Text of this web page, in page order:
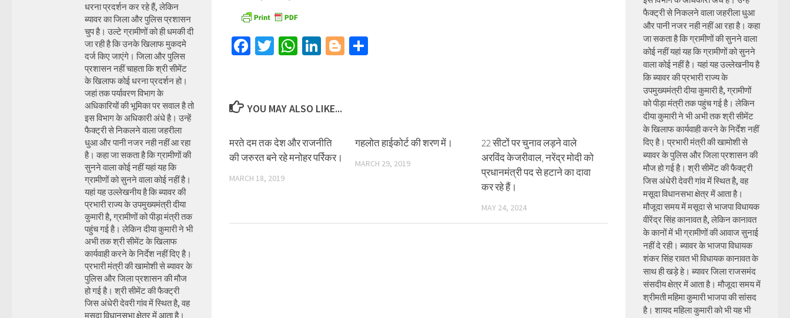
Facebook
TwitterWhatsApp
LinkedIn
Blogger
YOU MAY ALSO LIKE...
मरते दम तक देश और राजनीति
की जरुरत बने रहे मनोहर पर्रिकर।
MARCH 18, 2019
गहलोत हाईकोर्ट की शरण में।
MARCH 29, 2019
22 सीटों पर चुनाव लड़ने वाले
अरविंद केजरीवाल, नरेंद्र मोदी को
प्रधानमंत्री पद से हटाने का दावा
कर रहे हैं।
MAY 24, 2024
धरना प्रदर्शन कर रहे हैं, लेकिन
ब्यावर का जिला और पुलिस प्रशासन
चुप है। उल्टे ग्रामीणों को ही धमकी दी
जा रही है कि उनके खिलाफ मुकदमे
दर्ज किए जाएंगे। जिला और पुलिस
प्रशासन नहीं चाहता कि श्री सीमेंट
के खिलाफ कोई धरना प्रदर्शन हो।
जहां तक पर्यावरण विभाग के
अधिकारियों की भूमिका पर सवाल है तो
इस विभाग के अधिकारी अंधे है। उन्हें
फैक्ट्री से निकलने वाला जहरीला
धुआ और पानी नजर नही नहीं आ रहा
है। कहा जा सकता है कि ग्रामीणों की
सुनने वाला कोई नहीं यहां यह कि
ग्रामीणों को सुनने वाला कोई नहीं है।
यहां यह उल्लेखनीय है कि ब्यावर की
प्रभारी राज्य के उपमुख्यमंत्री दीया
कुमारी है, ग्रामीणों को पीड़ा मंत्री तक
पहुंच गई है। लेकिन दीया कुमारी ने भी
अभी तक श्री सीमेंट के खिलाफ
कार्यवाही करने के निर्देश नहीं दिए है।
प्रभारी मंत्री की खामोशी से ब्यावर के
पुलिस और जिला प्रशासन की मौज
हो गई है। श्री सीमेंट की फैक्ट्री
जिस अंधेरी देवरी गांव में स्थित है, वह
मसूदा विधानसभा क्षेत्र में आता है।
फैक्ट्री से निकलने वाला जहरीला धुआ
और पानी नजर नही नहीं आ रहा है। कहा
जा सकता है कि ग्रामीणों की सुनने वाला
कोई नहीं यहां यह कि ग्रामीणों को सुनने
वाला कोई नहीं है। यहां यह उल्लेखनीय है
कि ब्यावर की प्रभारी राज्य के
उपमुख्यमंत्री दीया कुमारी है, ग्रामीणों
को पीड़ा मंत्री तक पहुंच गई है। लेकिन
दीया कुमारी ने भी अभी तक श्री सीमेंट
के खिलाफ कार्यवाही करने के निर्देश नहीं
दिए है। प्रभारी मंत्री की खामोशी से
ब्यावर के पुलिस और जिला प्रशासन की
मौज हो गई है। श्री सीमेंट की फैक्ट्री
जिस अंधेरी देवरी गांव में स्थित है, वह
मसूदा विधानसभा क्षेत्र में आता है।
मौजूदा समय में मसूदा से भाजपा विधायक
वीरेंद्र सिंह कानावत है, लेकिन कानावत
के कानों में भी ग्रामीणों की आवाज सुनाई
नहीं दे रही। ब्यावर के भाजपा विधायक
शंकर सिंह रावत भी विधायक कानावत के
साथ ही खड़े हे। ब्यावर जिला राजसमंद
संसदीय क्षेत्र में आता है। मौजूदा समय में
श्रीमती महिमा कुमारी भाजपा की सांसद
है। शायद महिला कुमारी को भी यह भी